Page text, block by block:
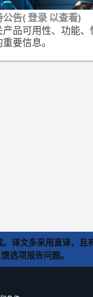
公告( 登录 以查看)
产品可用性、功能
要信息。
译文多采用直译，
选项报告问题。